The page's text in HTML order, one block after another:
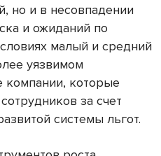
но и в несовпадении
и ожиданий по
малый и средний
уязвимом
компании, которые
за счет
системы льгот.